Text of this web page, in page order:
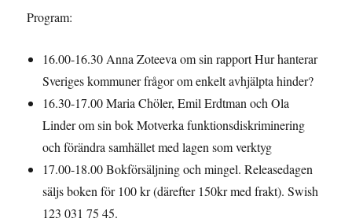
Program:
16.00-16.30 Anna Zoteeva om sin rapport Hur hanterar
Sveriges kommuner frågor om enkelt avhjälpta hinder?
16.30-17.00 Maria Chöler, Emil Erdtman och Ola
Linder om sin bok Motverka funktionsdiskriminering
och förändra samhället med lagen som verktyg
17.00-18.00 Bokförsäljning och mingel. Releasedagen
säljs boken för 100 kr (därefter 150kr med frakt). Swish
123 031 75 45.